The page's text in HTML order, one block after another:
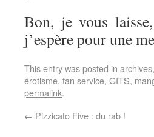
Bon, je vous
j’espère pour une
This entry was posted in archives,
érotisme, fan service, GITS,
permalink.
← Pizzicato Five : du rab !